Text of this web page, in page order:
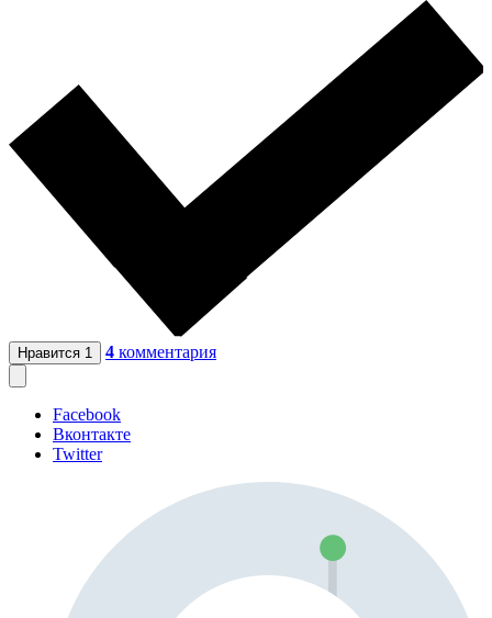
Нравится 1 4 комментария
Facebook
Вконтакте
Twitter